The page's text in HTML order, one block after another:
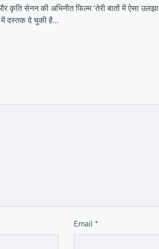
कृति सेनन की अभिनीत फिल्म ‘तेरी बातों में ऐसा उलझा
में दस्तक दे चुकी है…
Email *